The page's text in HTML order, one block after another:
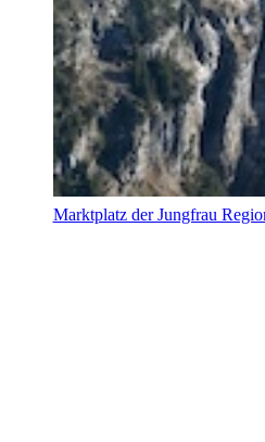
Marktplatz der Jungfrau